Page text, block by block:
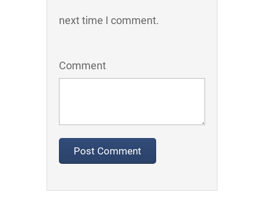
next time I comment.
Comment